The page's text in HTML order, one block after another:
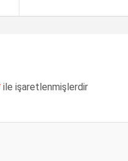
ile işaretlenmişlerdir